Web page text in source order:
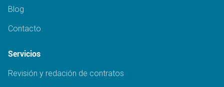
Blog
Contacto
Servicios
Revisión y redación de contratos